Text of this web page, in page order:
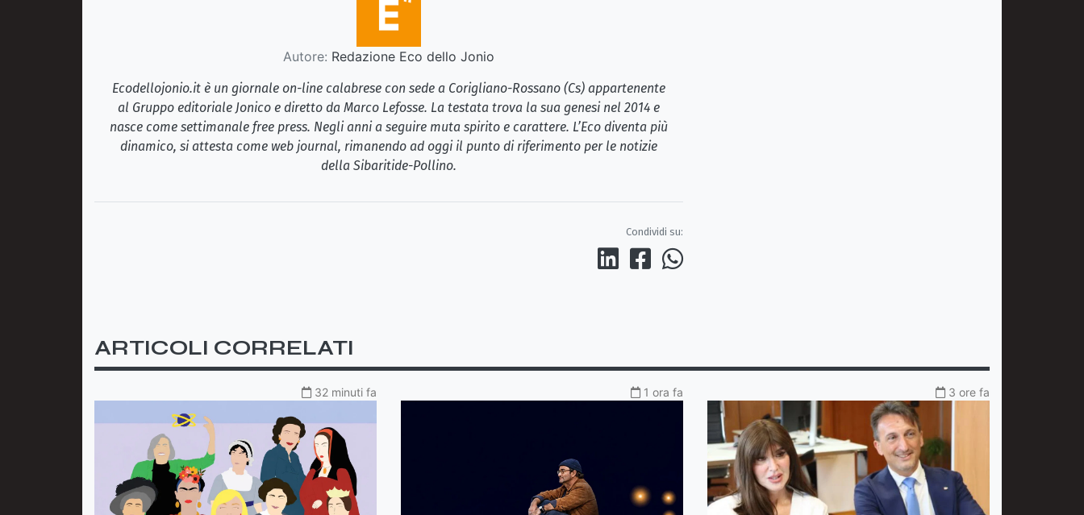
Autore: Redazione Eco dello Jonio
Ecodellojonio.it è un giornale on-line calabrese con sede a Corigliano-Rossano (Cs) appartenente
al Gruppo editoriale Jonico e diretto da Marco Lefosse. La testata trova la sua genesi nel 2014 e
nasce come settimanale free press. Negli anni a seguire muta spirito e carattere. L’Eco diventa più
dinamico, si attesta come web journal, rimanendo ad oggi il punto di riferimento per le notizie
della Sibaritide-Pollino.
Condividi su:
ARTICOLI CORRELATI
32 minuti fa 1 ora fa 3 ore fa